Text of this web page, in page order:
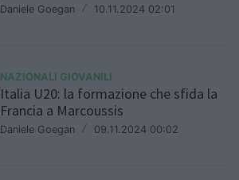
Daniele Goegan / 10.11.2024 02:01
NAZIONALI GIOVANILI
Italia U20: la formazione che sfida la
Francia a Marcoussis
Daniele Goegan / 09.11.2024 00:02